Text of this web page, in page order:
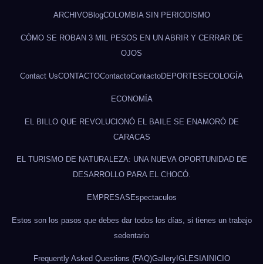
ARCHIVOBlogCOLOMBIA SIN PERIODISMO
CÓMO SE ROBAN 3 MIL PESOS EN UN ABRIR Y CERRAR DE
OJOS
Contact UsCONTACTOContactoContactoDEPORTES ECOLOGÍA
ECONOMÍA
EL BILLO QUE REVOLUCIONÓ EL BAILE SE ENAMORÓ DE
CARACAS
EL TURISMO DE NATURALEZA: UNA NUEVA OPORTUNIDAD DE
DESARROLLO PARA EL CHOCÓ.
EMPRESAS Espectaculos
Estos son los pasos que debes dar todos los días, si tienes un trabajo
sedentario
Frequently Asked Questions (FAQ)GalleryIGLESIAINICIO